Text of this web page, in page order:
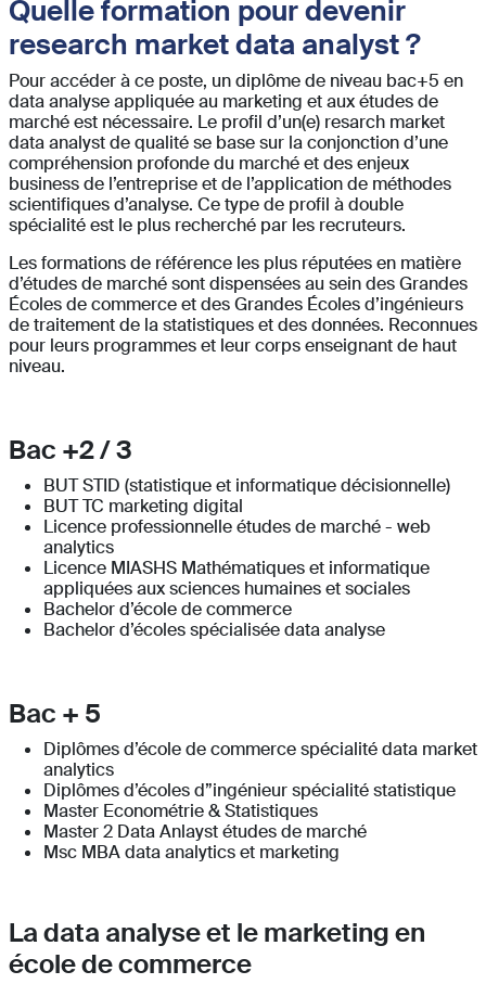
Quelle formation pour devenir
research market data analyst ?
Pour accéder à ce poste, un diplôme de niveau bac+5 en
data analyse appliquée au marketing et aux études de
marché est nécessaire. Le profil d’un(e) resarch market
data analyst de qualité se base sur la conjonction d’une
compréhension profonde du marché et des enjeux
business de l’entreprise et de l’application de méthodes
scientifiques d’analyse. Ce type de profil à double
spécialité est le plus recherché par les recruteurs.
Les formations de référence les plus réputées en matière
d’études de marché sont dispensées au sein des Grandes
Écoles de commerce et des Grandes Écoles d’ingénieurs
de traitement de la statistiques et des données. Reconnues
pour leurs programmes et leur corps enseignant de haut
niveau.
Bac +2 / 3
BUT STID (statistique et informatique décisionnelle)
BUT TC marketing digital
Licence professionnelle études de marché - web
analytics
Licence MIASHS Mathématiques et informatique
appliquées aux sciences humaines et sociales
Bachelor d’école de commerce
Bachelor d’écoles spécialisée data analyse
Bac + 5
Diplômes d’école de commerce spécialité data market
analytics
Diplômes d’écoles d”ingénieur spécialité statistique
Master Econométrie & Statistiques
Master 2 Data Anlayst études de marché
Msc MBA data analytics et marketing
La data analyse et le marketing en
école de commerce